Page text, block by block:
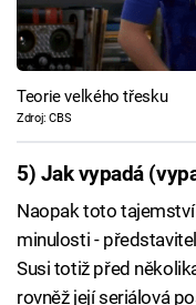
Teorie velkého třesku
Zdroj: CBS
5) Jak vypadá
Naopak toto
minulosti -
Susi totiž před
rovněž její seriálová